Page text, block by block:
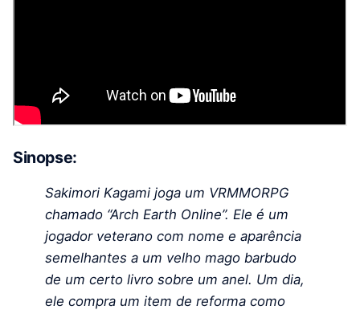
Sinopse:
Sakimori Kagami joga um VRMMORPG
chamado “Arch Earth Online”. Ele é um
jogador veterano com nome e aparência
semelhantes a um velho mago barbudo
de um certo livro sobre um anel. Um dia,
ele compra um item de reforma como